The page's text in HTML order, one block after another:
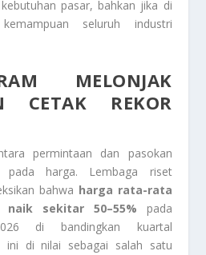
pasar, bahkan jika di
seluruh industri
MELONJAK
CETAK REKOR
permintaan dan pasokan
pada harga. Lembaga riset
bahwa harga rata-rata
naik sekitar 50–55% pada
di bandingkan kuartal
ini di nilai sebagai salah satu